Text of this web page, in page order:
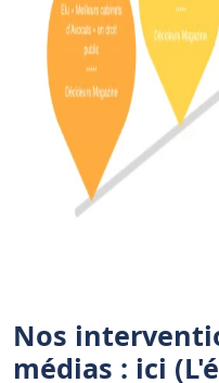
Nos
médias : ici